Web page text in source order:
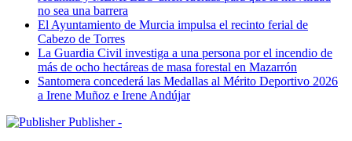
no sea una barrera
El Ayuntamiento de Murcia impulsa el recinto ferial de
Cabezo de Torres
La Guardia Civil investiga a una persona por el incendio de
más de ocho hectáreas de masa forestal en Mazarrón
Santomera concederá las Medallas al Mérito Deportivo 2026
a Irene Muñoz e Irene Andújar
Publisher -